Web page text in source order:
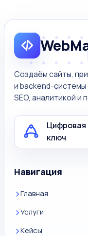
Создаём сайты,
и backend-системы
SEO, аналитикой и
Цифровая
ключ
Навигация
Главная
Услуги
Кейсы